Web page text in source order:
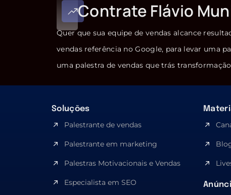
Contrate Flávio
Quer que sua equipe de vendas alcance
vendas referência no Google, para levar uma
uma palestra de vendas que trás
Soluções
Palestrante de vendas
Palestrante em marketing
Palestras Motivacionais e Vendas
Especialista em SEO​